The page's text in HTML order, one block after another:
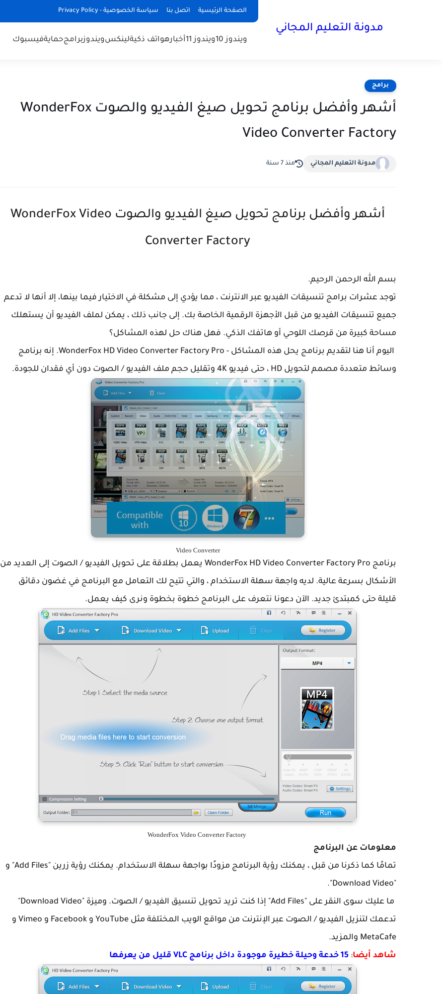
الصفحة الرئيسية اتصل بنا سياسة الخصوصية - Privacy Policy
مدونة التعليم المجاني
ويندوز 10 ويندوز 11 أخبارهواتف ذكيةلينكسويندوزبرامجحمايةفيسبوك
برامج
أشهر وأفضل برنامج تحويل صيغ الفيديو والصوت WonderFox
Video Converter Factory
مدونة التعليم المجاني منذ 7 سنة
أشهر وأفضل برنامج تحويل صيغ الفيديو والصوت WonderFox Video
Converter Factory
بسم الله الرحمن الرحيم.
توجد عشرات برامج تنسيقات الفيديو عبر الانترنت ، مما يؤدي إلى مشكلة في الاختيار فيما بينها، إلا أنها لا تدعم
جميع تنسيقات الفيديو من قبل الأجهزة الرقمية الخاصة بك. إلى جانب ذلك ، يمكن لملف الفيديو أن يستهلك
مساحة كبيرة من قرصك اللوحي أو هاتفك الذكي. فهل هناك حل لهذه المشاكل؟
اليوم أنا هنا لتقديم برنامج يحل هذه المشاكل - WonderFox HD Video Converter Factory Pro. إنه برنامج
وسائط متعددة مصمم لتحويل HD ، حتى فيديو 4K وتقليل حجم ملف الفيديو / الصوت دون أي فقدان للجودة.
Video Converter
برنامج WonderFox HD Video Converter Factory Pro يعمل بطلاقة على تحويل الفيديو / الصوت إلى العديد من
الأشكال بسرعة عالية. لديه واجهة سهلة الاستخدام ، والتي تتيح لك التعامل مع البرنامج في غضون دقائق
قليلة حتى كمبتدئ جديد. الآن دعونا نتعرف على البرنامج خطوة بخطوة ونرى كيف يعمل.
معلومات عن البرنامج
تمامًا كما ذكرنا من قبل ، يمكنك رؤية البرنامج مزودًا بواجهة سهلة الاستخدام. يمكنك رؤية زرين "Add Files" و
"Download Video".
ما عليك سوى النقر على "Add Files" إذا كنت تريد تحويل تنسيق الفيديو / الصوت. وميزة "Download Video"
تدعمك لتنزيل الفيديو / الصوت عبر الإنترنت من مواقع الويب المختلفة مثل YouTube و Facebook و Vimeo و
MetaCafe والمزيد.
شاهد أيضا: 15 خدعة وحيلة خطيرة موجودة داخل برنامج VLC قليل من يعرفها